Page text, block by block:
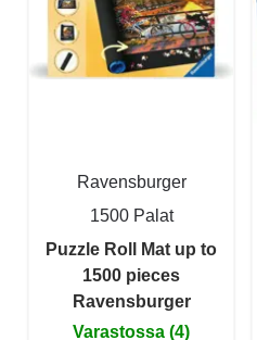
Ravensburger
1500 Palat
Puzzle Roll Mat up to
1500 pieces
Ravensburger
Varastossa (4)